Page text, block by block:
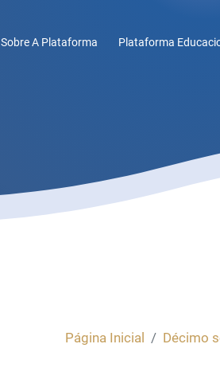
Sobre A Plataforma Plataforma
Página Inicial Décimo